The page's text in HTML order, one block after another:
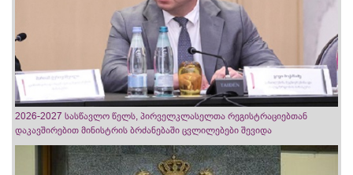
2026-2027 სასწავლო წელს, პირველკლასელთა რეგისტრაციებთან
დაკავშირებით მინისტრის ბრძანებაში ცვლილებები შევიდა